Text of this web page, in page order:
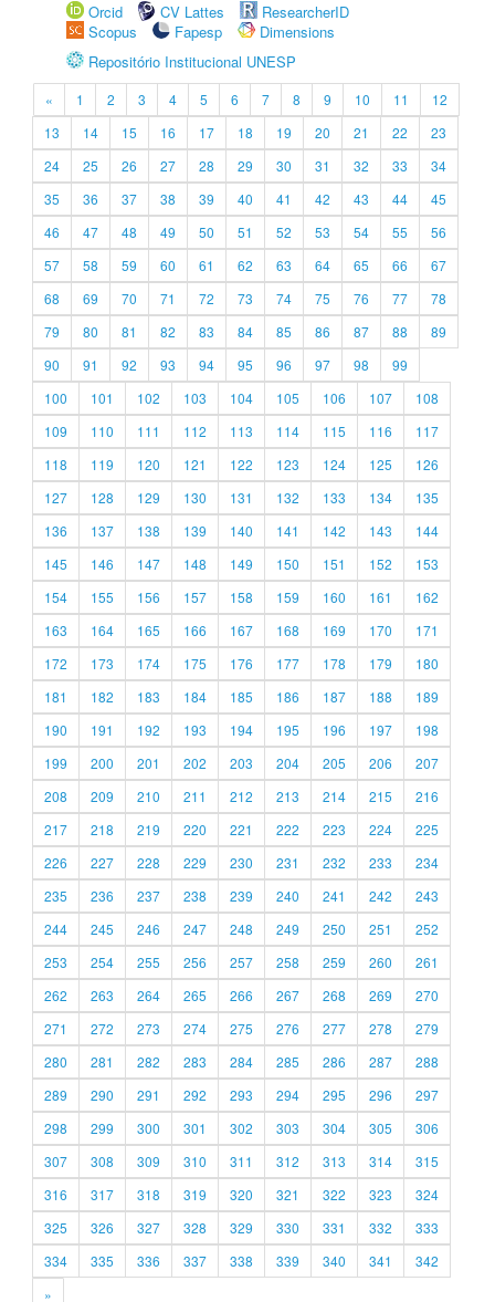
Orcid
CV Lattes
ResearcherID
Scopus
Fapesp
Dimensions
Repositório Institucional UNESP
« 1 2 3 4 5 6 7 8 9 10 11
12
13
14 15 16 17 18 19 20 21 22
23
24
25 26 27 28 29 30 31 32 33
34
35
36 37 38 39 40 41 42 43 44
45
46
47 48 49 50 51 52 53 54 55
56
57
58 59 60 61 62 63 64 65 66
67
68
69 70 71 72 73 74 75 76 77
78
79
80 81 82 83 84 85 86 87 88
89
90
91 92 93 94 95 96 97 98
99
100
101 102 103 104 105 106 107
108
109
110 111 112 113 114 115 116
117
118
119 120 121 122 123 124 125
126
127
128 129 130 131 132 133 134
135
136
137 138 139 140 141 142 143
144
145
146 147 148 149 150 151 152
153
154
155 156 157 158 159 160 161
162
163
164 165 166 167 168 169 170
171
172
173 174 175 176 177 178 179
180
181
182 183 184 185 186 187 188
189
190
191 192 193 194 195 196 197
198
199
200 201 202 203 204 205 206
207
208
209 210 211 212 213 214 215
216
217
218 219 220 221 222 223 224
225
226
227 228 229 230 231 232 233
234
235
236 237 238 239 240 241 242
243
244
245 246 247 248 249 250 251
252
253
254 255 256 257 258 259 260
261
262
263 264 265 266 267 268 269
270
271
272 273 274 275 276 277 278
279
280
281 282 283 284 285 286 287
288
289
290 291 292 293 294 295 296
297
298
299 300 301 302 303 304 305
306
307
308 309 310 311 312 313 314
315
316
317 318 319 320 321 322 323
324
325
326 327 328 329 330 331 332
333
334
335 336 337 338 339 340 341
342
»